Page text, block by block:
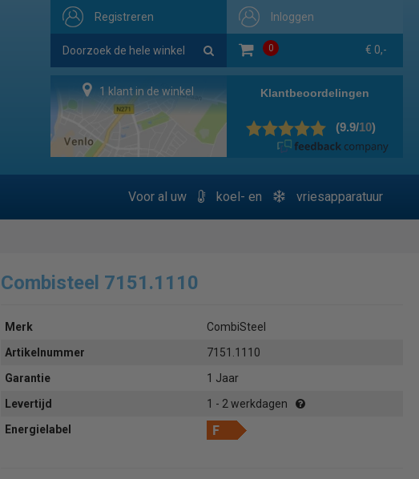
Inloggen
0 € 0,-
Registreren
1 klant in de winkel
Voor al uw koel- en vriesapparatuur
Combisteel 7151.1110
Merk
CombiSteel
Artikelnummer
7151.1110
Garantie
1 Jaar
Levertijd
1 - 2 werkdagen
Energielabel